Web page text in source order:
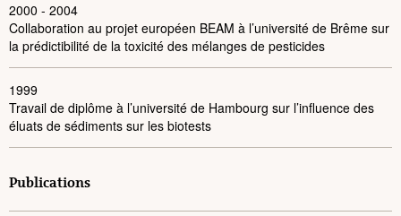
2000 - 2004
Collaboration au projet européen BEAM à l’université de Brême sur
la prédictibilité de la toxicité des mélanges de pesticides
1999
Travail de diplôme à l’université de Hambourg sur l’influence des
éluats de sédiments sur les biotests
Publications